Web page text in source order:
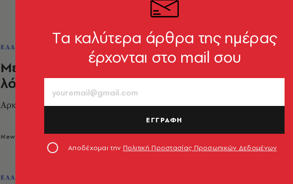
ΕΛΛΑΔΑ
Μεγάλο μποτιλιάρισμα στον Κηφισό
λόγω τροχαίου νωρίτερα
Αρκετά προβλήματα σε πολλούς δρόμους στο λεκανοπέδιο
Newsroom
ΕΛΛΑΔΑ
Tα καλύτερα άρθρα της ημέρας
έρχονται στο mail σου
ΕΓΓΡΑΦΗ
Αποδέχομαι την Πολιτική Προστασίας Προσωπικών Δεδομένων